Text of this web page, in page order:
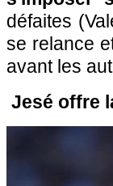
défaites
se relance
avant les
Jesé offre